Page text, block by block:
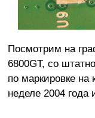
Посмотрим на
6800GT, со
по маркировке на
неделе 2004